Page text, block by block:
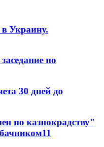
Украину.
по
30 дней до
по казнокрадству"
11